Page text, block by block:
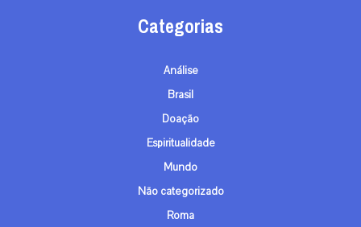
Categorias
Análise
Brasil
Doação
Espiritualidade
Mundo
Não categorizado
Roma